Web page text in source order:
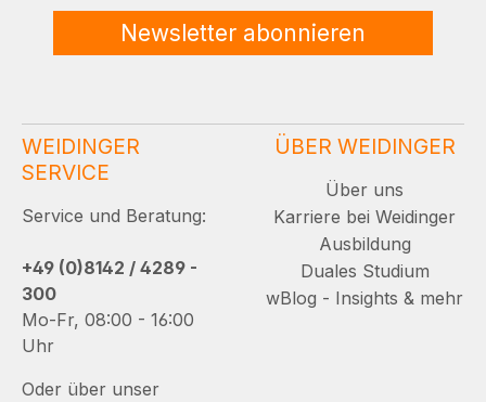
Newsletter abonnieren
WEIDINGER
SERVICE
Service und Beratung:
+49 (0)8142 / 4289 -
300
Mo-Fr, 08:00 - 16:00
Uhr
Oder über unser
ÜBER WEIDINGER
Über uns
Karriere bei Weidinger
Ausbildung
Duales Studium
wBlog - Insights & mehr